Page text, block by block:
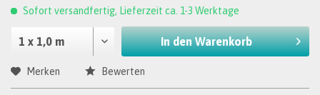
Sofort versandfertig, Lieferzeit ca. 1-3 Werktage
In den Warenkorb
Merken Bewerten